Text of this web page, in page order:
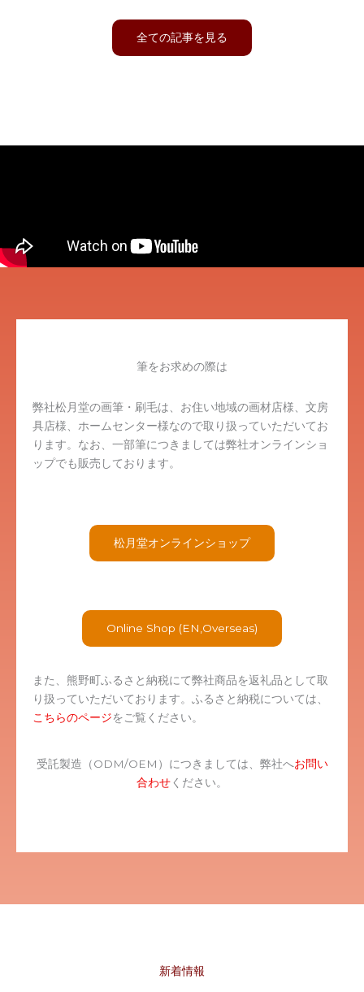
全ての記事を見る
筆をお求めの際は
弊社松月堂の画筆・刷毛は、お住い地域の画材店様、文房
具店様、ホームセンター様なので取り扱っていただいてお
ります。なお、一部筆につきましては弊社オンラインショ
ップでも販売しております。
松月堂オンラインショップ
Online Shop (EN,Overseas)
また、熊野町ふるさと納税にて弊社商品を返礼品として取
り扱っていただいております。ふるさと納税については、
こちらのページをご覧ください。
受託製造（ODM/OEM）につきましては、弊社へお問い
合わせください。
新着情報